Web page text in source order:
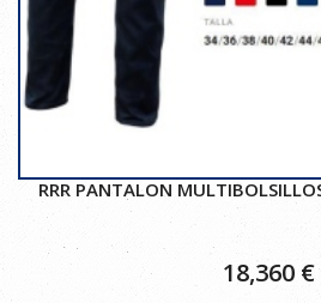
RRR PANTALON
18,360 €